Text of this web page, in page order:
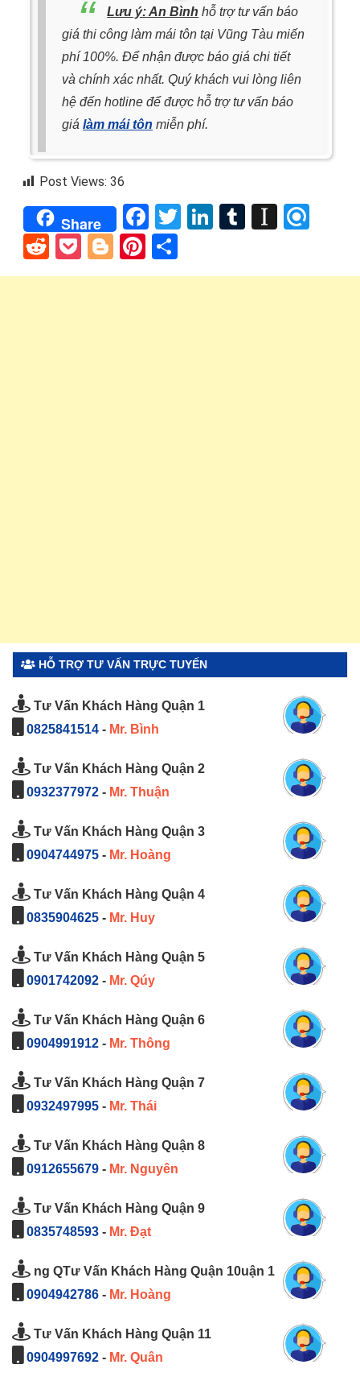
Lưu ý:An Bình hỗ trợ tư vấn báo
giá thi công làm mái tôn tại Vũng Tàu miến
phí 100%. Để nhận được báo giá chi tiết
và chính xác nhất. Quý khách vui lòng liên
hệ đến hotline để được hỗ trợ tư vấn báo
giá làm mái tôn miễn phí.
Post Views: 36
Share Facebook
TwitterLinkedIn
Tumblr
RedditPocket
BloggerPinterest
HỖ TRỢ TƯ VẤN TRỰC TUYẾN
Tư Vấn Khách Hàng Quận 1
0825841514 - Mr. Bình
Tư Vấn Khách Hàng Quận 2
0932377972 - Mr. Thuận
Tư Vấn Khách Hàng Quận 3
0904744975 - Mr. Hoàng
Tư Vấn Khách Hàng Quận 4
0835904625 - Mr. Huy
Tư Vấn Khách Hàng Quận 5
0901742092 - Mr. Qúy
Tư Vấn Khách Hàng Quận 6
0904991912 - Mr. Thông
Tư Vấn Khách Hàng Quận 7
0932497995 - Mr. Thái
Tư Vấn Khách Hàng Quận 8
0912655679 - Mr. Nguyên
Tư Vấn Khách Hàng Quận 9
0835748593 - Mr. Đạt
ng QTư Vấn Khách Hàng Quận 10uận 1
0904942786 - Mr. Hoàng
Tư Vấn Khách Hàng Quận 11
0904997692 - Mr. Quân